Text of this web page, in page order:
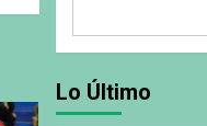
Lo Último